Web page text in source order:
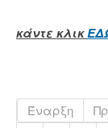
κάντε κλικ
Έναρξη